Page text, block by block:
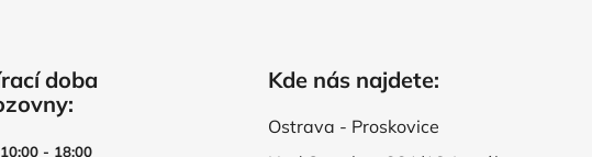
doba
- 18:00
Kde nás najdete:
Ostrava - Proskovice